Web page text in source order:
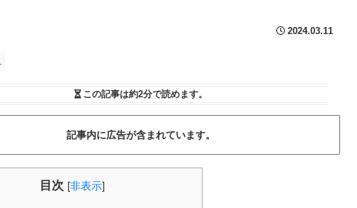
2024.03.11
この記事は約2分で読めます。
記事内に広告が含まれています。
目次 [非表示]